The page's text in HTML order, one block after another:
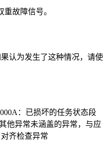
故障信号。
认为发生了这种情况，请使
：已损坏的任务状态段
他异常未涵盖的异常，与应
齐检查异常